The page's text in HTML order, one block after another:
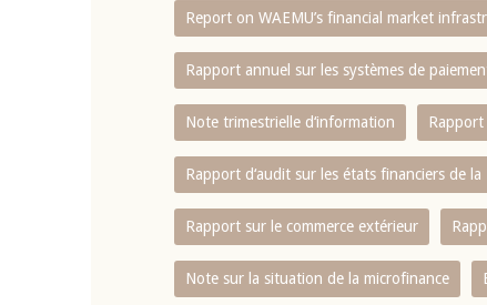
Report on WAEMU’s financial market
Rapport annuel sur les systèmes de
Note trimestrielle d‘information Rapport
Rapport d‘audit sur les états financiers de la
Rapport sur le commerce extérieur
Note sur la situation de la microfinance